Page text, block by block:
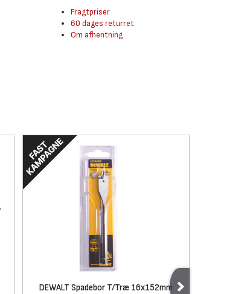
Fragtpriser
60 dages returret
Om afhentning
DEWALT Spadebor T/Træ 16x152mm